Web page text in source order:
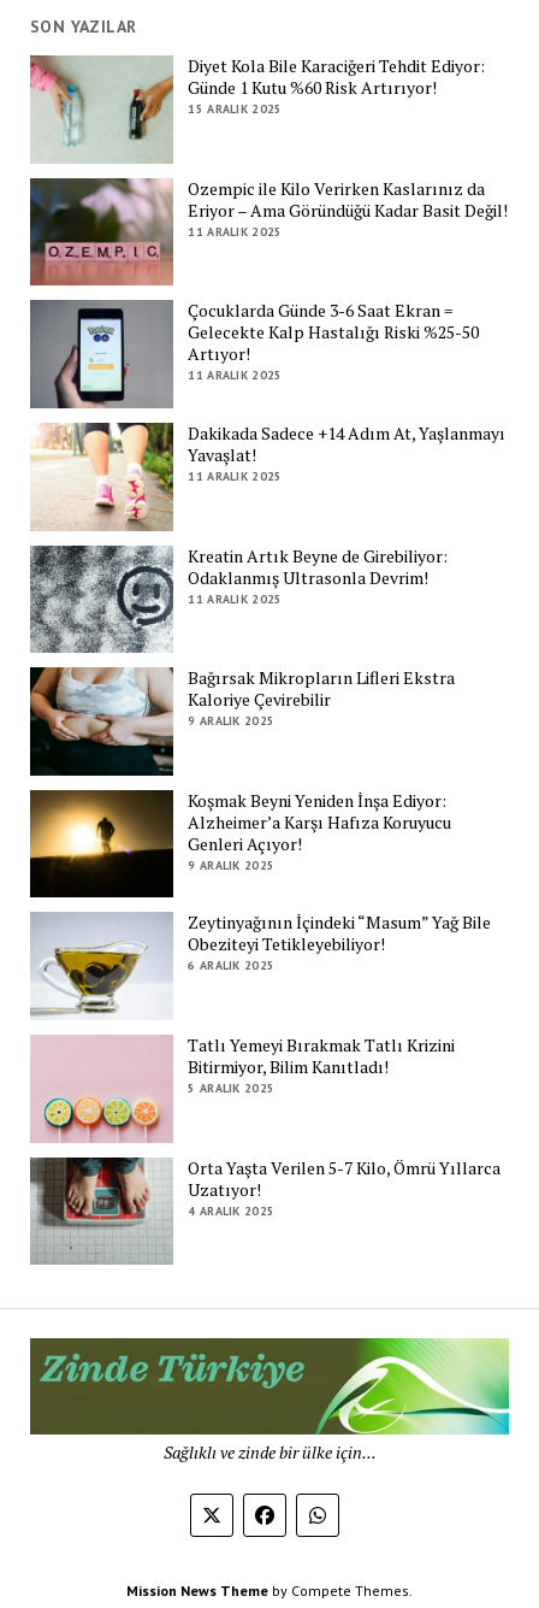
SON YAZILAR
Diyet Kola Bile Karaciğeri Tehdit Ediyor:
Günde 1 Kutu %60 Risk Artırıyor!
15 ARALIK 2025
Ozempic ile Kilo Verirken Kaslarınız da
Eriyor – Ama Göründüğü Kadar Basit Değil!
11 ARALIK 2025
Çocuklarda Günde 3-6 Saat Ekran =
Gelecekte Kalp Hastalığı Riski %25-50
Artıyor!
11 ARALIK 2025
Dakikada Sadece +14 Adım At, Yaşlanmayı
Yavaşlat!
11 ARALIK 2025
Kreatin Artık Beyne de Girebiliyor:
Odaklanmış Ultrasonla Devrim!
11 ARALIK 2025
Bağırsak Mikropların Lifleri Ekstra
Kaloriye Çevirebilir
9 ARALIK 2025
Koşmak Beyni Yeniden İnşa Ediyor:
Alzheimer’a Karşı Hafıza Koruyucu
Genleri Açıyor!
9 ARALIK 2025
Zeytinyağının İçindeki “Masum” Yağ Bile
Obeziteyi Tetikleyebiliyor!
6 ARALIK 2025
Tatlı Yemeyi Bırakmak Tatlı Krizini
Bitirmiyor, Bilim Kanıtladı!
5 ARALIK 2025
Orta Yaşta Verilen 5-7 Kilo, Ömrü Yıllarca
Uzatıyor!
4 ARALIK 2025
Sağlıklı ve zinde bir ülke için...
Mission News Theme by Compete Themes.